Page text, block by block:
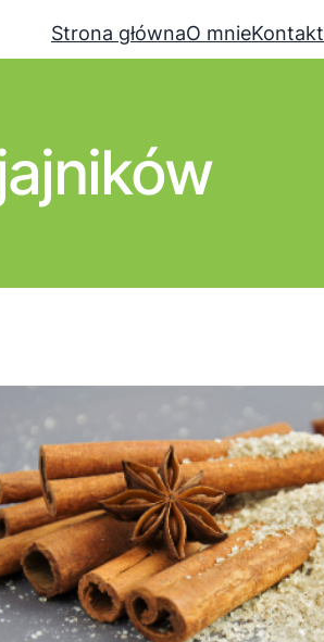
Strona głównaO mnieKontakt